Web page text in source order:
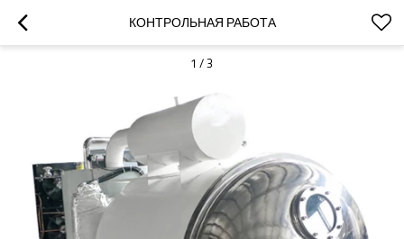
КОНТРОЛЬНАЯ РАБОТА
1 /3